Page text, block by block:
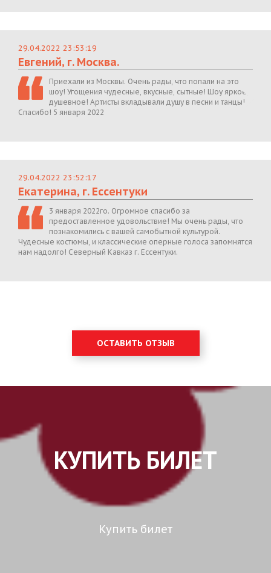
29.04.2022 23:53:19
Евгений, г. Москва.
Приехали из Москвы. Очень рады, что попали на это
шоу! Угощения чудесные, вкусные, сытные! Шоу яркое,
душевное! Артисты вкладывали душу в песни и танцы!
Спасибо! 5 января 2022
29.04.2022 23:52:17
Екатерина, г. Ессентуки
3 января 2022го. Огромное спасибо за
предоставленное удовольствие! Мы очень рады, что
познакомились с вашей самобытной культурой.
Чудесные костюмы, и классические оперные голоса запомнятся
нам надолго! Северный Кавказ г. Ессентуки.
ОСТАВИТЬ ОТЗЫВ
КУПИТЬ БИЛЕТ
Купить билет